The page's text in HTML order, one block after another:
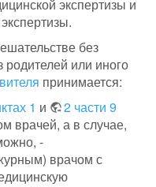
экспертизы и
без
родителей или иного
принимается:
1 и
2 части 9
врачей, а в случае,
-
врачом с